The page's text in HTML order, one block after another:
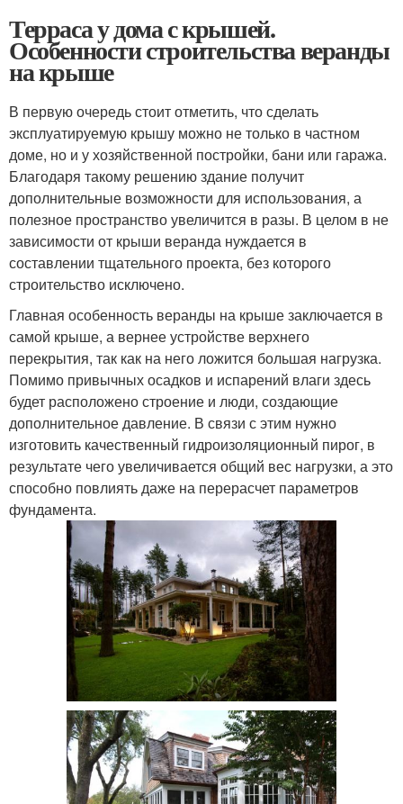
Терраса у дома с крышей.
Особенности строительства веранды
на крыше
В первую очередь стоит отметить, что сделать
эксплуатируемую крышу можно не только в частном
доме, но и у хозяйственной постройки, бани или гаража.
Благодаря такому решению здание получит
дополнительные возможности для использования, а
полезное пространство увеличится в разы. В целом в не
зависимости от крыши веранда нуждается в
составлении тщательного проекта, без которого
строительство исключено.
Главная особенность веранды на крыше заключается в
самой крыше, а вернее устройстве верхнего
перекрытия, так как на него ложится большая нагрузка.
Помимо привычных осадков и испарений влаги здесь
будет расположено строение и люди, создающие
дополнительное давление. В связи с этим нужно
изготовить качественный гидроизоляционный пирог, в
результате чего увеличивается общий вес нагрузки, а это
способно повлиять даже на перерасчет параметров
фундамента.